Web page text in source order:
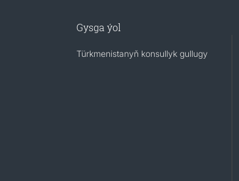
Gysga ýol
Türkmenistanyň konsullyk gullugy